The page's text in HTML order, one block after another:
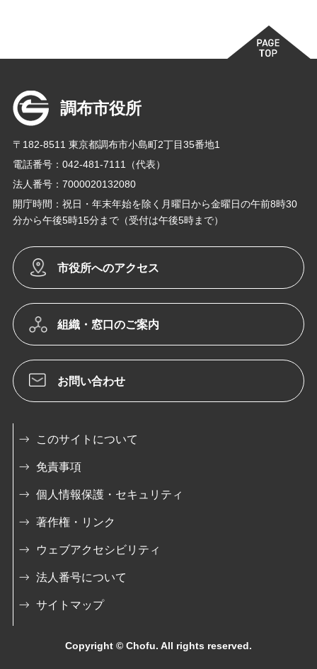
調布市役所
〒182-8511 東京都調布市小島町2丁目35番地1
電話番号：042-481-7111（代表）
法人番号：7000020132080
開庁時間：祝日・年末年始を除く月曜日から金曜日の午前8時30
分から午後5時15分まで（受付は午後5時まで）
市役所へのアクセス
組織・窓口のご案内
お問い合わせ
このサイトについて
免責事項
個人情報保護・セキュリティ
著作権・リンク
ウェブアクセシビリティ
法人番号について
サイトマップ
Copyright © Chofu. All rights reserved.